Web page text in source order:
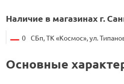
Наличие в магазинах г.
0 СБп, ТК «Космос», ул.
Основные